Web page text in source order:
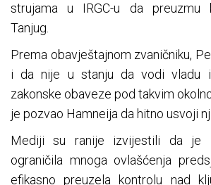
strujama u IRGC-u da preuzmu
Tanjug.
Prema obavještajnom zvaničniku,
i da nije u stanju da vodi vladu i
zakonske obaveze pod takvim
je pozvao Hamneija da hitno usvoji
Mediji su ranije izvijestili da je
ograničila mnoga ovlašćenja
efikasno preuzela kontrolu nad